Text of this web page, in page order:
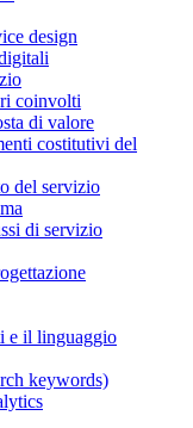
design
coinvolti
di valore
costitutivi del
del servizio
di servizio
e il linguaggio
keywords)